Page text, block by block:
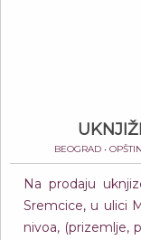
BEOGRAD •
Na prodaju
Sremcice, u ulici
nivoa, (prizemlje,